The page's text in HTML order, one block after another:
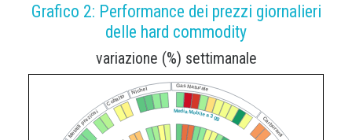
Grafico 2: Performance dei prezzi giornalieri
delle hard commodity
variazione (%) settimanale
Media Mobile a 3 gg
Gas Naturale
Carburanti
Metalli preziosi
Cobalto
Nichel